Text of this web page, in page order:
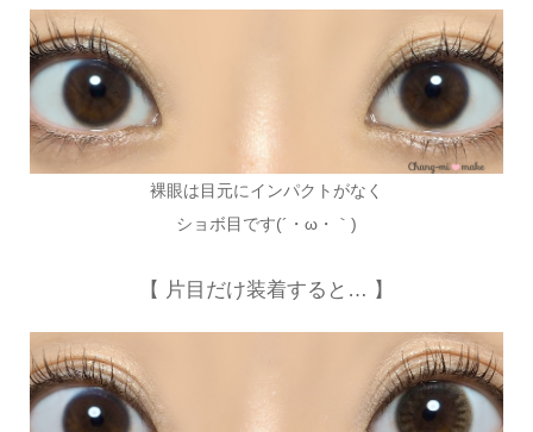
裸眼は目元にインパクトがなく
ショボ目です(´・ω・｀)
【 片目だけ装着すると… 】